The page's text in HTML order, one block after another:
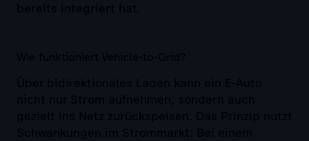
bereits integriert hat.
Wie funktioniert Vehicle-to-Grid?
Über bidirektionales Laden kann ein E-Auto
nicht nur Strom aufnehmen, sondern auch
gezielt ins Netz zurückspeisen. Das Prinzip nutzt
Schwankungen im Strommarkt: Bei einem